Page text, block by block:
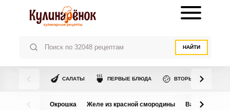
НАЙТИ
🍆 САЛАТЫ 🍵 ПЕРВЫЕ БЛЮДА 🍲 ВТОРЫЕ БЛЮДА
Окрошка Желе из красной смородины Варенье из